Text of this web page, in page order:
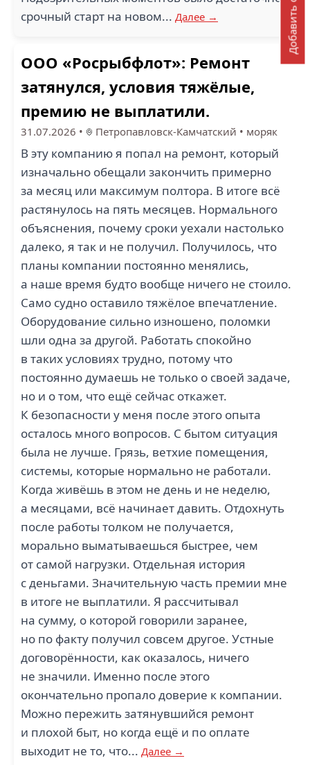
срочный старт на новом... Далее →
ООО «Росрыбфлот»: Ремонт
затянулся, условия тяжёлые,
премию не выплатили.
31.07.2026 • Петропавловск-Камчатский • моряк
В эту компанию я попал на ремонт, который
изначально обещали закончить примерно
за месяц или максимум полтора. В итоге всё
растянулось на пять месяцев. Нормального
объяснения, почему сроки уехали настолько
далеко, я так и не получил. Получилось, что
планы компании постоянно менялись,
а наше время будто вообще ничего не стоило.
Само судно оставило тяжёлое впечатление.
Оборудование сильно изношено, поломки
шли одна за другой. Работать спокойно
в таких условиях трудно, потому что
постоянно думаешь не только о своей задаче,
но и о том, что ещё сейчас откажет.
К безопасности у меня после этого опыта
осталось много вопросов. С бытом ситуация
была не лучше. Грязь, ветхие помещения,
системы, которые нормально не работали.
Когда живёшь в этом не день и не неделю,
а месяцами, всё начинает давить. Отдохнуть
после работы толком не получается,
морально выматываешься быстрее, чем
от самой нагрузки. Отдельная история
с деньгами. Значительную часть премии мне
в итоге не выплатили. Я рассчитывал
на сумму, о которой говорили заранее,
но по факту получил совсем другое. Устные
договорённости, как оказалось, ничего
не значили. Именно после этого
окончательно пропало доверие к компании.
Можно пережить затянувшийся ремонт
и плохой быт, но когда ещё и по оплате
выходит не то, что... Далее →